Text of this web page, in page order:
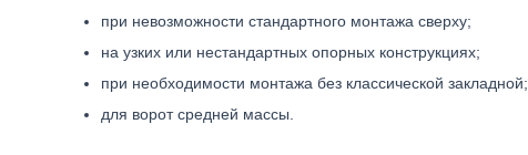
при невозможности стандартного монтажа сверху;
на узких или нестандартных опорных конструкциях;
при необходимости монтажа без классической закладной;
для ворот средней массы.